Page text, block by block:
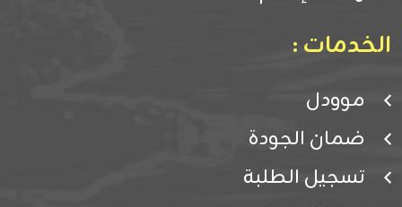
الخدمات :
موودل
ضمان الجودة
تسجيل الطلبة